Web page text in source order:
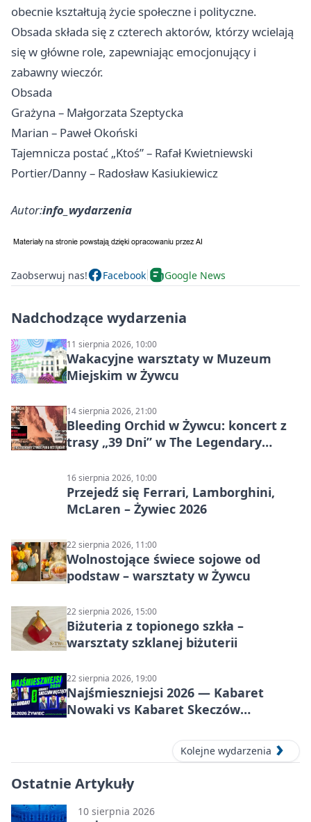
obecnie kształtują życie społeczne i polityczne.
Obsada składa się z czterech aktorów, którzy wcielają
się w główne role, zapewniając emocjonujący i
zabawny wieczór.
Obsada
Grażyna – Małgorzata Szeptycka
Marian – Paweł Okoński
Tajemnicza postać „Ktoś” – Rafał Kwietniewski
Portier/Danny – Radosław Kasiukiewicz
Autor:info_wydarzenia
Zaobserwuj nas! Facebook Google News
Nadchodzące wydarzenia
11 sierpnia 2026, 10:00
Wakacyjne warsztaty w Muzeum
Miejskim w Żywcu
14 sierpnia 2026, 21:00
Bleeding Orchid w Żywcu: koncert z
trasy „39 Dni” w The Legendary
16 sierpnia 2026, 10:00
Przejedź się Ferrari, Lamborghini,
McLaren – Żywiec 2026
22 sierpnia 2026, 11:00
Wolnostojące świece sojowe od
podstaw – warsztaty w Żywcu
22 sierpnia 2026, 15:00
Biżuteria z topionego szkła –
warsztaty szklanej biżuterii
22 sierpnia 2026, 19:00
Najśmieszniejsi 2026 — Kabaret
Nowaki vs Kabaret Skeczów
Kolejne wydarzenia
Ostatnie Artykuły
10 sierpnia 2026